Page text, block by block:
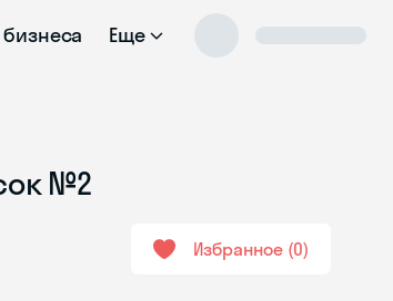
Еще
№2
Избранное 0